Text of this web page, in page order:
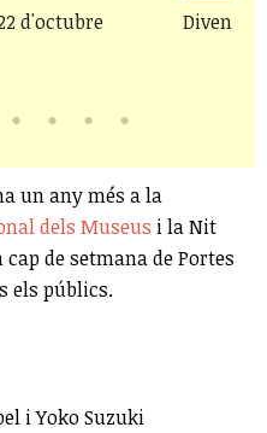
d'octubre
un any més a la
dels Museus i la Nit
de setmana de Portes
els públics.
i Yoko Suzuki